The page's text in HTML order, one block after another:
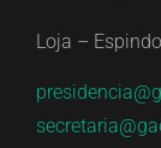
Loja –